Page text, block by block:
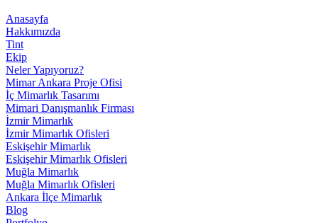
Anasayfa
Hakkımızda
Tint
Ekip
Neler Yapıyoruz?
Mimar Ankara Proje Ofisi
İç Mimarlık Tasarımı
Mimari Danışmanlık Firması
İzmir Mimarlık
İzmir Mimarlık Ofisleri
Eskişehir Mimarlık
Eskişehir Mimarlık Ofisleri
Muğla Mimarlık
Muğla Mimarlık Ofisleri
Ankara İlçe Mimarlık
Blog